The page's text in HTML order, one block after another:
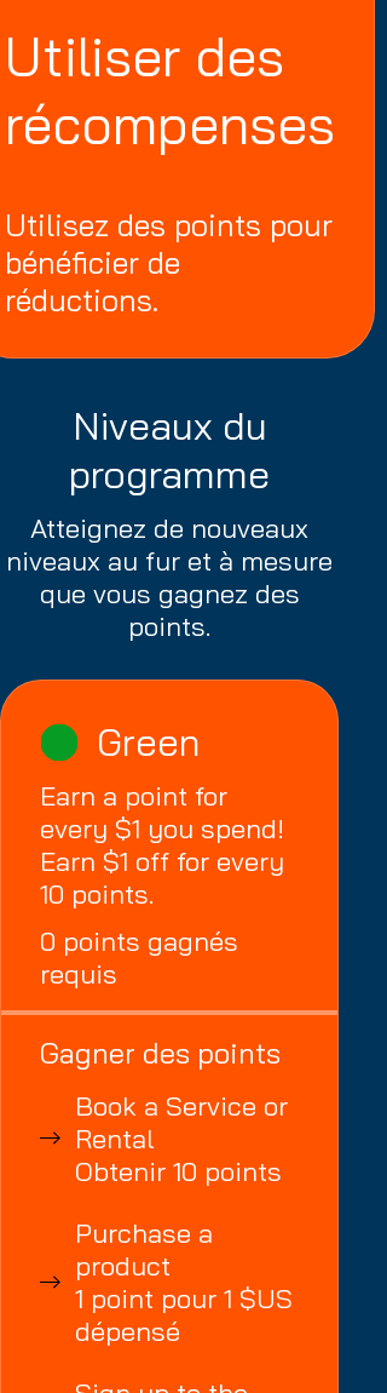
Utiliser des
récompenses
Utilisez des points pour
bénéficier de
réductions.
Niveaux du
programme
Atteignez de nouveaux
niveaux au fur et à mesure
que vous gagnez des
points.
Green
Earn a point for
every $1 you spend!
Earn $1 off for every
10 points.
0 points gagnés
requis
Gagner des points
Book a Service or
Rental
Obtenir 10 points
Purchase a
product
1 point pour 1 $US
dépensé